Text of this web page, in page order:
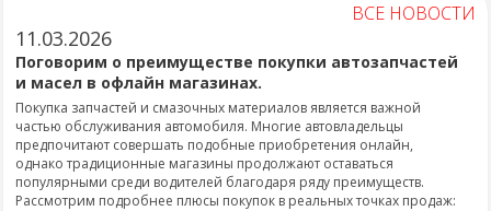
ВСЕ НОВОСТИ
11.03.2026
Поговорим о преимуществе покупки автозапчастей
и масел в офлайн магазинах.
Покупка запчастей и смазочных материалов является важной
частью обслуживания автомобиля. Многие автовладельцы
предпочитают совершать подобные приобретения онлайн,
однако традиционные магазины продолжают оставаться
популярными среди водителей благодаря ряду преимуществ.
Рассмотрим подробнее плюсы покупок в реальных точках продаж: